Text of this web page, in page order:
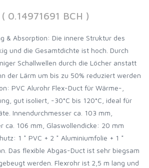
( 0.14971691 BCH )
& Absorption: Die innere Struktur des
und die Gesamtdichte ist hoch. Durch
Schallwellen durch die Löcher anstatt
der Lärm um bis zu 50% reduziert werden
PVC Alurohr Flex-Duct für Wärme-,
gut isoliert, -30°C bis 120°C, ideal für
Innendurchmesser ca. 103 mm,
ca. 106 mm, Glaswollendicke: 20 mm
1 * PVC + 2 * Aluminiumfolie + 1 *
Das flexible Abgas-Duct ist sehr biegsam
werden. Flexrohr ist 2,5 m lang und